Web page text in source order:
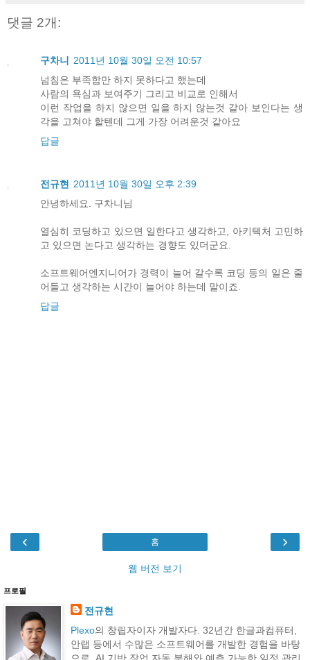
댓글 2개:
구차니
2011년 10월 30일 오전 10:57
넘침은 부족함만 하지 못하다고 했는데
사람의 욕심과 보여주기 그리고 비교로 인해서
이런 작업을 하지 않으면 일을 하지 않는것 같아 보인다는 생
각을 고쳐야 할텐데 그게 가장 어려운것 같아요
답글
전규현
2011년 10월 30일 오후 2:39
안녕하세요. 구차니님
열심히 코딩하고 있으면 일한다고 생각하고, 아키텍처 고민하
고 있으면 논다고 생각하는 경향도 있더군요.
소프트웨어엔지니어가 경력이 늘어 갈수록 코딩 등의 일은 줄
어들고 생각하는 시간이 늘어야 하는데 말이죠.
답글
‹ ›
홈
웹 버전 보기
프로필
전규현
Plexo의 창립자이자 개발자다. 32년간 한글과컴퓨터,
안랩 등에서 수많은 소프트웨어를 개발한 경험을 바탕
으로, AI 기반 작업 자동 분해와 예측 가능한 일정 관리